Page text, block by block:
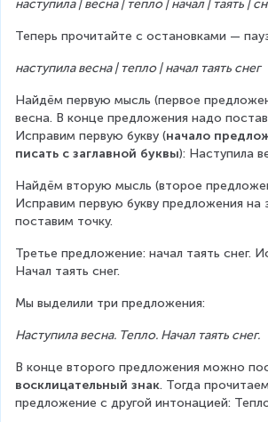
наступила | весна | тепло | начал | таять |
Теперь прочитайте с остановками —
наступила весна | тепло | начал таять снег
Найдём первую мысль (первое
весна. В конце предложения надо
Исправим первую букву (начало
писать с заглавной буквы): Наступила
Найдём вторую мысль (второе
Исправим первую букву предложения на
поставим точку.
Третье предложение: начал таять снег.
Начал таять снег.
Мы выделили три предложения:
Наступила весна. Тепло. Начал таять снег.
В конце второго предложения можно
восклицательный знак. Тогда
предложение с другой интонацией: